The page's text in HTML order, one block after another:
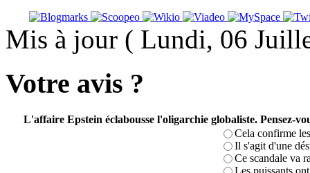
Mis à jour ( Lundi, 06
Votre avis ?
L'affaire Epstein éclabousse l'oligarchie globaliste. Pensez-
Cela confirme
Il s'agit d'une
Ce scandale va